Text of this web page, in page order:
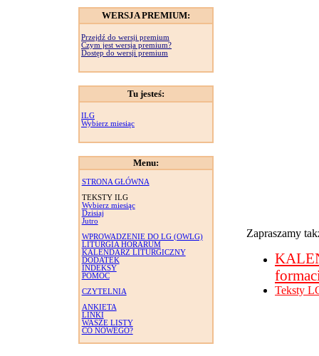
WERSJA PREMIUM:
Przejdź do wersji premium
Czym jest wersja premium?
Dostęp do wersji premium
Tu jesteś:
ILG
Wybierz miesiąc
Menu:
STRONA GŁÓWNA
TEKSTY ILG
Wybierz miesiąc
Dzisiaj
Jutro
WPROWADZENIE DO LG (OWLG)
LITURGIA HORARUM
KALENDARZ LITURGICZNY
DODATEK
INDEKSY
POMOC
CZYTELNIA
ANKIETA
LINKI
WASZE LISTY
CO NOWEGO?
Zapraszamy
Teksty